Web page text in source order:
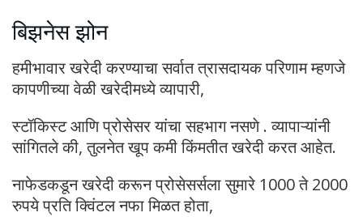
बिझनेस झोन
हमीभावार खरेदी करण्याचा सर्वात त्रासदायक परिणाम म्हणजे
कापणीच्या वेळी खरेदीमध्ये व्यापारी,
स्टॉकिस्ट आणि प्रोसेसर यांचा सहभाग नसणे . व्यापाऱ्यांनी
सांगितले की, तुलनेत खूप कमी किंमतीत खरेदी करत आहेत.
नाफेडकडून खरेदी करून प्रोसेसर्सला सुमारे 1000 ते 2000
रुपये प्रति क्विंटल नफा मिळत होता,